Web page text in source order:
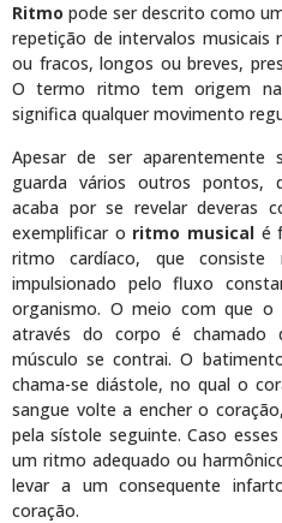
Ritmo pode ser descrito como
repetição de intervalos musicais
ou fracos, longos ou breves,
O termo ritmo tem origem na
significa qualquer movimento
Apesar de ser
guarda vários outros pontos,
acaba por se revelar deveras
exemplificar o ritmo musicalé
ritmo cardíaco, que consiste
impulsionado pelo fluxo
organismo. O meio com que o
através do corpo é chamado
músculo se contrai. O
chama-se diástole, no qual o
sangue volte a encher o
pela sístole seguinte. Caso
um ritmo adequado ou
levar a um consequente
coração.